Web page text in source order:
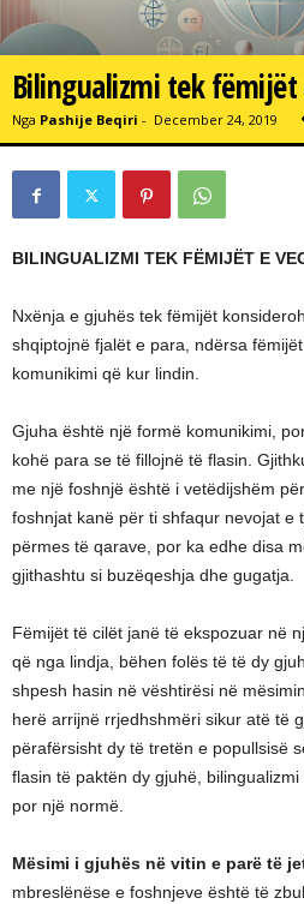
L
L
Bilingualizmi tek fëmijët
Nga Pashije Beqiri - December 24, 2019
BILINGUALIZMI TEK FËMIJËT E
Nxënja e gjuhës tek fëmijët
shqiptojnë fjalët e para, ndërsa
komunikimi që kur lindin.
Gjuha është një formë komunikimi,
kohë para se të fillojnë të flasin.
me një foshnjë është i vetëdijshëm
foshnjat kanë për ti shfaqur nevojat e
përmes të qarave, por ka edhe disa
gjithashtu si buzëqeshja dhe gugatja.
Fëmijët të cilët janë të ekspozuar në
që nga lindja, bëhen folës të të dy
shpesh hasin në vështirësi në
herë arrijnë rrjedhshmëri sikur atë të
përafërsisht dy të tretën e popullsisë
flasin të paktën dy gjuhë,
por një normë.
Mësimi i gjuhës në vitin e parë të
mbreslënëse e foshnjeve është të